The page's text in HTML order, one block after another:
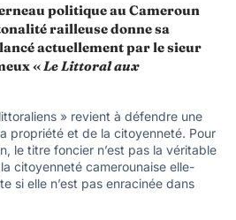
politique au Cameroun
railleuse donne sa
actuellement par le sieur
« Le Littoral aux
» revient à défendre une
propriété et de la citoyenneté. Pour
le titre foncier n’est pas la véritable
citoyenneté camerounaise elle-
si elle n’est pas enracinée dans